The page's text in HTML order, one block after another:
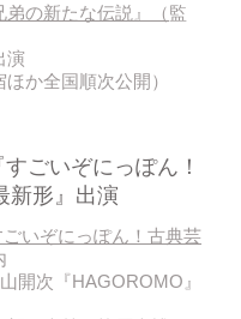
弟の新たな伝説』（監
演
ほか全国順次公開）
ごいぞにっぽん！
新形』出演
ごいぞにっぽん！古典芸
開次『HAGOROMO』